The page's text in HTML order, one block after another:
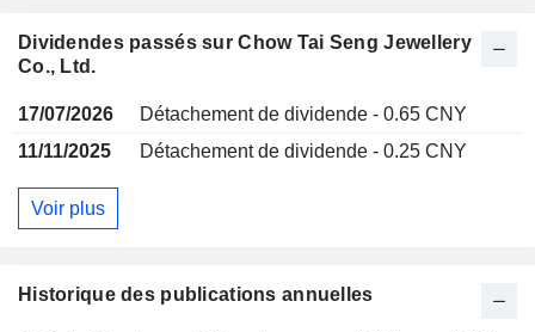
Dividendes passés sur Chow Tai Seng Jewellery
Co., Ltd.
17/07/2026
Détachement de dividende - 0.65 CNY
11/11/2025
Détachement de dividende - 0.25 CNY
Voir plus
Historique des publications annuelles